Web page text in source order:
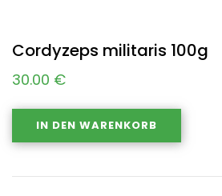
Cordyzeps militaris 100g
30.00 €
IN DEN WARENKORB